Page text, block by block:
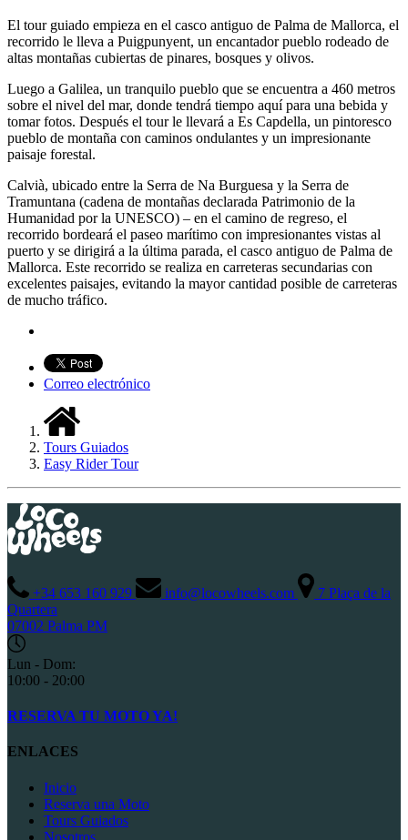
El tour guiado empieza en el casco antiguo de Palma de Mallorca, el
recorrido le lleva a Puigpunyent, un encantador pueblo rodeado de
altas montañas cubiertas de pinares, bosques y olivos.
Luego a Galilea, un tranquilo pueblo que se encuentra a 460 metros
sobre el nivel del mar, donde tendrá tiempo aquí para una bebida y
tomar fotos. Después el tour le llevará a Es Capdella, un pintoresco
pueblo de montaña con caminos ondulantes y un impresionante
paisaje forestal.
Calvià, ubicado entre la Serra de Na Burguesa y la Serra de
Tramuntana (cadena de montañas declarada Patrimonio de la
Humanidad por la UNESCO) – en el camino de regreso, el
recorrido bordeará el paseo marítimo con impresionantes vistas al
puerto y se dirigirá a la última parada, el casco antiguo de Palma de
Mallorca. Este recorrido se realiza en carreteras secundarias con
excelentes paisajes, evitando la mayor cantidad posible de carreteras
de mucho tráfico.
Correo electrónico
Tours Guiados
Easy Rider Tour
+34 653 160 929 info@locowheels.com
7 Plaça de la
Quartera
07002 Palma PM
Lun - Dom:
10:00 - 20:00
RESERVA TU MOTO YA!
ENLACES
Inicio
Reserva una Moto
Tours Guiados
Nosotros